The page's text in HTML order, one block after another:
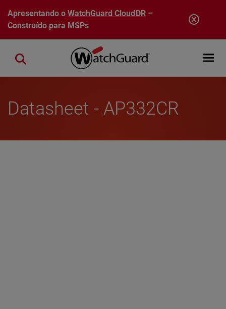
Pular para o conteúdo principal
Apresentando oWatchGuard CloudDR–
Construído para MSPs
Open
Close search
Datasheet - AP332CR